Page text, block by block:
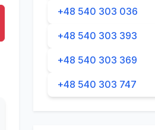
+48 540 303 036
+48 540 303 393
+48 540 303 369
+48 540 303 747